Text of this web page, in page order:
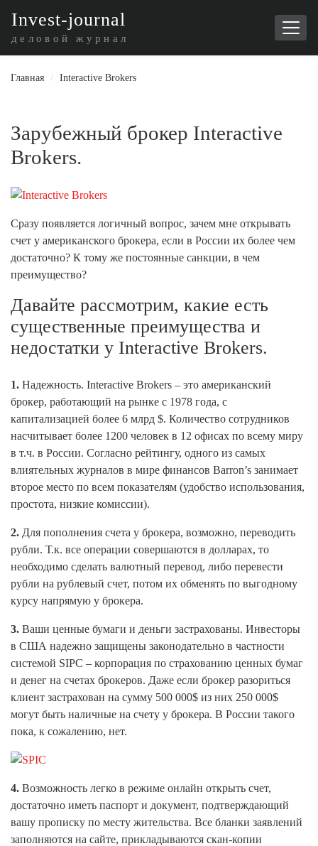
Invest-journal
деловой журнал
Главная / Interactive Brokers
Зарубежный брокер Interactive
Brokers.
Сразу появляется логичный вопрос, зачем мне открывать
счет у американского брокера, если в России их более чем
достаточно? К тому же постоянные санкции, в чем
преимущество?
Давайте рассмотрим, какие есть
существенные преимущества и
недостатки у Interactive Brokers.
1. Надежность. Interactive Brokers – это американский
брокер, работающий на рынке с 1978 года, с
капитализацией более 6 млрд $. Количество сотрудников
насчитывает более 1200 человек в 12 офисах по всему миру
в т.ч. в России. Согласно рейтингу, одного из самых
влиятельных журналов в мире финансов Barron’s занимает
второе место по всем показателям (удобство использования,
простота, низкие комиссии).
2. Для пополнения счета у брокера, возможно, переводить
рубли. Т.к. все операции совершаются в долларах, то
необходимо сделать валютный перевод, либо перевести
рубли на рублевый счет, потом их обменять по выгодному
курсу напрямую у брокера.
3. Ваши ценные бумаги и деньги застрахованы. Инвесторы
в США надежно защищены законодательно в частности
системой SIPC – корпорация по страхованию ценных бумаг
и денег на счетах брокеров. Даже если брокер разориться
клиент застрахован на сумму 500 000$ из них 250 000$
могут быть наличные на счету у брокера. В России такого
пока, к сожалению, нет.
4. Возможность легко в режиме онлайн открыть счет,
достаточно иметь паспорт и документ, подтверждающий
вашу прописку по месту жительства. Все бланки заявлений
заполняются на сайте, прикладываются скан-копии